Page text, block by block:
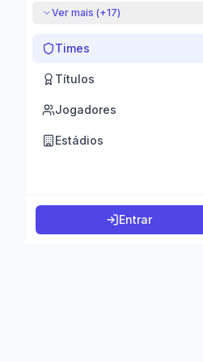
Ver mais (+17)
Times
Títulos
Jogadores
Estádios
Entrar